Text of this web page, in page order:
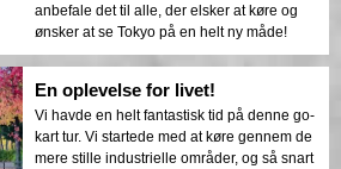
anbefale det til alle, der elsker at køre og
ønsker at se Tokyo på en helt ny måde!
En oplevelse for livet!
Vi havde en helt fantastisk tid på denne go-
kart tur. Vi startede med at køre gennem de
mere stille industrielle områder, og så snart